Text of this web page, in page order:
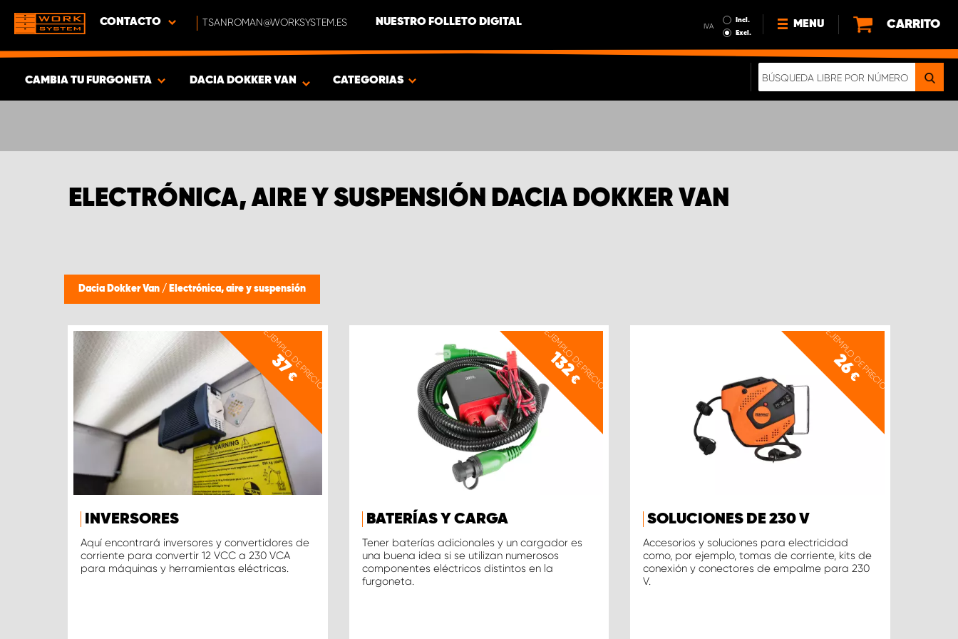
CONTACTO TSANROMAN@WORKSYSTEM.ES NUESTRO FOLLETO DIGITAL IVA
Incl.
Excl.
MENU
NOTICIAS
CARRITO
CAMBIA TU FURGONETA
PRODUCTOS
DACIA DOKKER VAN CATEGORIAS
ELECTRÓNICA, AIRE Y SUSPENSIÓN DACIA DOKKER VAN
Dacia Dokker Van / Electrónica, aire y suspensión
EJEMPLO DE PRECIO
37
€
INVERSORES
Aquí encontrará inversores y convertidores de
corriente para convertir 12 VCC a 230 VCA
para máquinas y herramientas eléctricas.
EJEMPLO DE PRECIO
132
€
BATERÍAS Y CARGA
Tener baterías adicionales y un cargador es
una buena idea si se utilizan numerosos
componentes eléctricos distintos en la
furgoneta.
EJEMPLO DE PRECIO
26
€
SOLUCIONES DE 230 V
Accesorios y soluciones para electricidad
como, por ejemplo, tomas de corriente, kits de
conexión y conectores de empalme para 230
V.